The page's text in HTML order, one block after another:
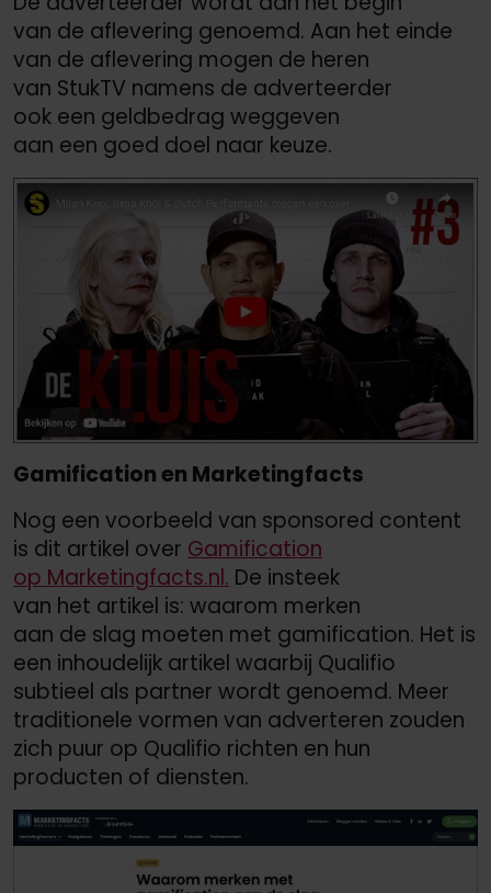
van de aflevering genoemd. Aan het einde
van de aflevering mogen de heren
van StukTV namens de adverteerder
ook een geldbedrag weggeven
aan een goed doel naar keuze.
Gamification en Marketingfacts
Nog een voorbeeld van sponsored content
is dit artikel over Gamification
op Marketingfacts.nl. De insteek
van het artikel is: waarom merken
aan de slag moeten met gamification. Het is
een inhoudelijk artikel waarbij Qualifio
subtieel als partner wordt genoemd. Meer
traditionele vormen van adverteren zouden
zich puur op Qualifio richten en hun
producten of diensten.